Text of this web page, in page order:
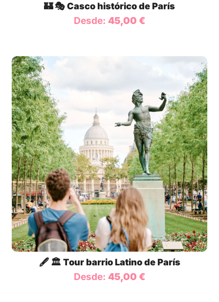
🏰 🎭 Casco histórico de París
Desde: 45,00 €
🖋️ 🏛️ Tour barrio Latino de París
Desde: 45,00 €